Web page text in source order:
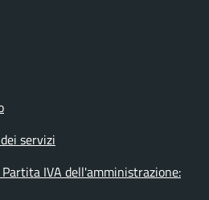
servizi
IVA dell'amministrazione: